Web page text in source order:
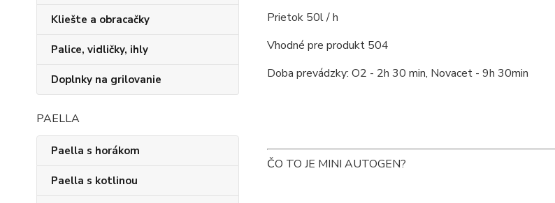
Kliešte a obracačky
Palice, vidličky, ihly
Doplnky na grilovanie
PAELLA
Paella s horákom
Paella s kotlinou
Prietok 50l / h
Vhodné pre produkt 504
Doba prevádzky: O2 - 2h 30 min, Novacet - 9h 30min
ČO TO JE MINI AUTOGEN?